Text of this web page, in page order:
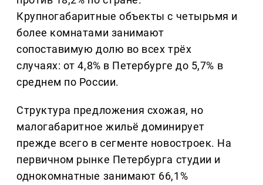
Крупногабаритные объекты с четырьмя и
более комнатами занимают
сопоставимую долю во всех трёх
случаях: от 4,8% в Петербурге до 5,7% в
среднем по России.
Структура предложения схожая, но
малогабаритное жильё доминирует
прежде всего в сегменте новостроек. На
первичном рынке Петербурга студии и
однокомнатные занимают 66,1%